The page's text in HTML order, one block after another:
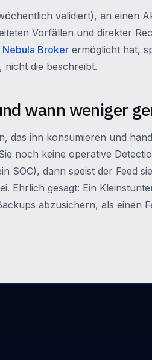
validiert), an einen
Vorfällen und direkter
Nebula Broker ermöglicht hat,
nicht die beschreibt.
wann weniger
das ihn konsumieren und
noch keine operative
SOC), dann speist der Feed
Ehrlich gesagt: Ein
abzusichern, als einen